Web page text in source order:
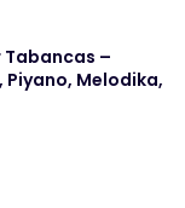
Tabancas –
Piyano, Melodika,